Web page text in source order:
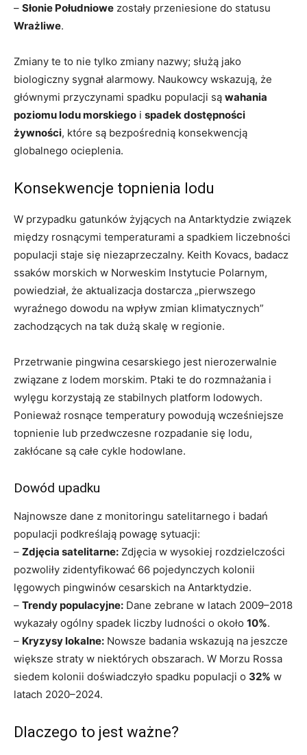
– Słonie Południowe zostały przeniesione do statusu
Wrażliwe.
Zmiany te to nie tylko zmiany nazwy; służą jako
biologiczny sygnał alarmowy. Naukowcy wskazują, że
głównymi przyczynami spadku populacji są wahania
poziomu lodu morskiego i spadek dostępności
żywności, które są bezpośrednią konsekwencją
globalnego ocieplenia.
Konsekwencje topnienia lodu
W przypadku gatunków żyjących na Antarktydzie związek
między rosnącymi temperaturami a spadkiem liczebności
populacji staje się niezaprzeczalny. Keith Kovacs, badacz
ssaków morskich w Norweskim Instytucie Polarnym,
powiedział, że aktualizacja dostarcza „pierwszego
wyraźnego dowodu na wpływ zmian klimatycznych”
zachodzących na tak dużą skalę w regionie.
Przetrwanie pingwina cesarskiego jest nierozerwalnie
związane z lodem morskim. Ptaki te do rozmnażania i
wylęgu korzystają ze stabilnych platform lodowych.
Ponieważ rosnące temperatury powodują wcześniejsze
topnienie lub przedwczesne rozpadanie się lodu,
zakłócane są całe cykle hodowlane.
Dowód upadku
Najnowsze dane z monitoringu satelitarnego i badań
populacji podkreślają powagę sytuacji:
– Zdjęcia satelitarne: Zdjęcia w wysokiej rozdzielczości
pozwoliły zidentyfikować 66 pojedynczych kolonii
lęgowych pingwinów cesarskich na Antarktydzie.
– Trendy populacyjne: Dane zebrane w latach 2009–2018
wykazały ogólny spadek liczby ludności o około 10%.
– Kryzysy lokalne: Nowsze badania wskazują na jeszcze
większe straty w niektórych obszarach. W Morzu Rossa
siedem kolonii doświadczyło spadku populacji o 32% w
latach 2020–2024.
Dlaczego to jest ważne?